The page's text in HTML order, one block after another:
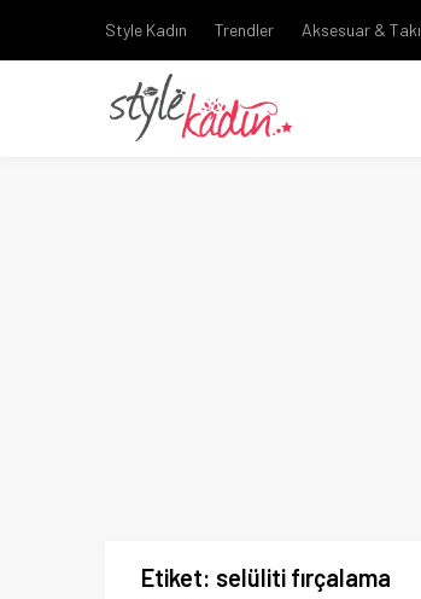
Style Kadın Trendler Aksesuar & Takı
Etiket: selüliti fırçalama